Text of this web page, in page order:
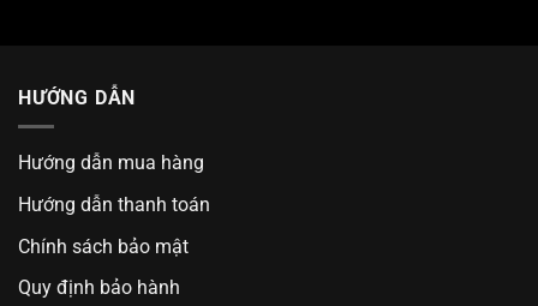
HƯỚNG DẪN
Hướng dẫn mua hàng
Hướng dẫn thanh toán
Chính sách bảo mật
Quy định bảo hành